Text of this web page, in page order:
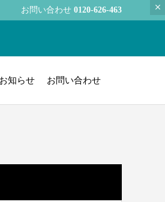
お問い合わせ 0120-626-463
お知らせ お問い合わせ